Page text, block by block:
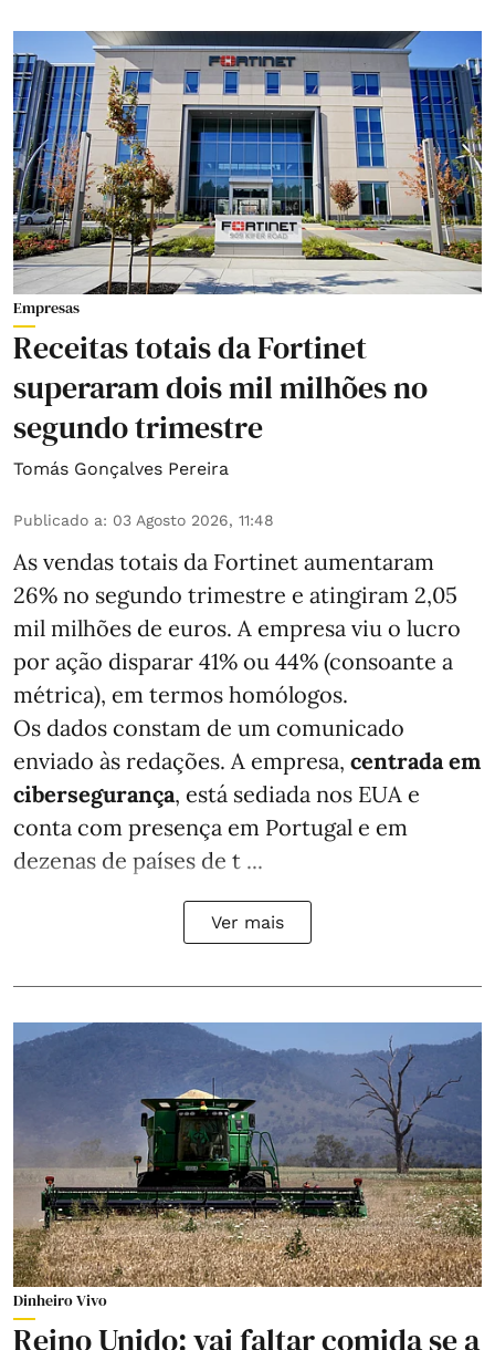
Empresas
Receitas totais da Fortinet
superaram dois mil milhões no
segundo trimestre
Tomás Gonçalves Pereira
Publicado a: 03 Agosto 2026, 11:48
As vendas totais da Fortinet aumentaram
26% no segundo trimestre e atingiram 2,05
mil milhões de euros. A empresa viu o lucro
por ação disparar 41% ou 44% (consoante a
métrica), em termos homólogos.
Os dados constam de um comunicado
enviado às redações. A empresa, centrada em
cibersegurança, está sediada nos EUA e
conta com presença em Portugal e em
dezenas de países de t ...
Ver mais
Dinheiro Vivo
Reino Unido: vai faltar comida se a